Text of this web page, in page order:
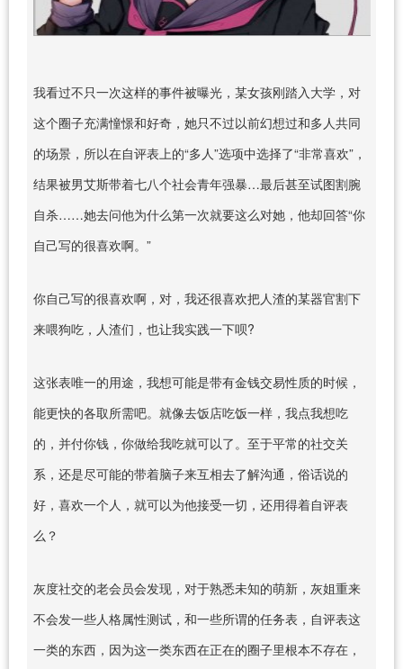
我看过不只一次这样的事件被曝光，某女孩刚踏入大学，对
这个圈子充满憧憬和好奇，她只不过以前幻想过和多人共同
的场景，所以在自评表上的“多人”选项中选择了“非常喜欢”，
结果被男艾斯带着七八个社会青年强暴…最后甚至试图割腕
自杀……她去问他为什么第一次就要这么对她，他却回答“你
自己写的很喜欢啊。”
你自己写的很喜欢啊，对，我还很喜欢把人渣的某器官割下
来喂狗吃，人渣们，也让我实践一下呗?
这张表唯一的用途，我想可能是带有金钱交易性质的时候，
能更快的各取所需吧。就像去饭店吃饭一样，我点我想吃
的，并付你钱，你做给我吃就可以了。至于平常的社交关
系，还是尽可能的带着脑子来互相去了解沟通，俗话说的
好，喜欢一个人，就可以为他接受一切，还用得着自评表
么？
灰度社交的老会员会发现，对于熟悉未知的萌新，灰姐重来
不会发一些人格属性测试，和一些所谓的任务表，自评表这
一类的东西，因为这一类东西在正在的圈子里根本不存在，